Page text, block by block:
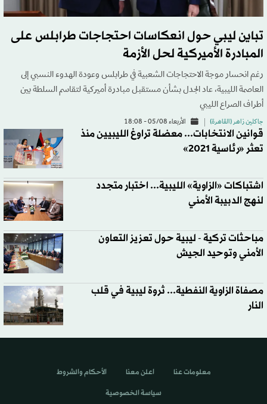
تباين ليبي حول انعكاسات احتجاجات طرابلس على
المبادرة الأميركية لحل الأزمة
رغم انحسار موجة الاحتجاجات الشعبية في طرابلس وعودة الهدوء النسبي إلى
العاصمة الليبية، عاد الجدل بشأن مستقبل مبادرة أميركية لتقاسم السلطة بين
أطراف الصراع الليبي
جاكلين زاهر (القاهرة) الأربعاء 05/08 - 18:08
قوانين الانتخابات... معضلة تراوغ الليبيين منذ
تعثر «رئاسية 2021»
اشتباكات «الزاوية» الليبية... اختبار متجدد
لنهج الدبيبة الأمني
مباحثات تركية - ليبية حول تعزيز التعاون
الأمني وتوحيد الجيش
مصفاة الزاوية النفطية... ثروة ليبية في قلب
النار
معلومات عنا اعلن معنا الأحكام والشروط
سياسة الخصوصية